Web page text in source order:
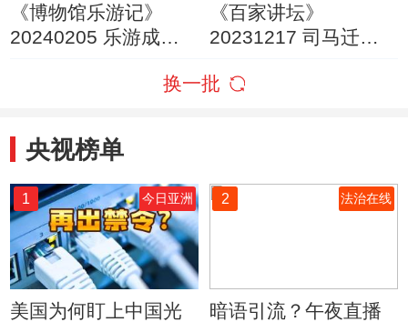
《博物馆乐游记》
20240205 乐游成都
《百家讲坛》
20231217 司马迁的
换一批
央视榜单
1 今日亚洲
美国为何盯上中国光
2 法治在线
暗语引流？午夜直播